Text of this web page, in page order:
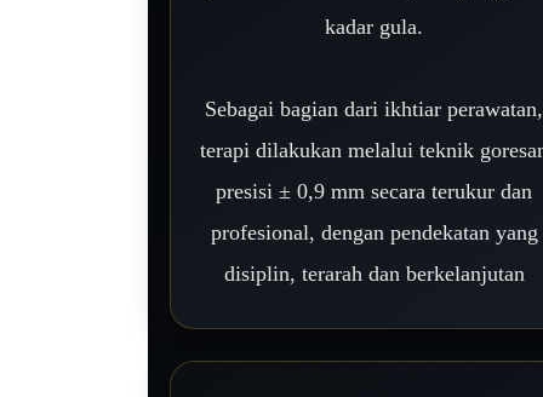
kadar gula.
Sebagai bagian dari ikhtiar perawatan,
terapi dilakukan melalui teknik
presisi ± 0,9 mm secara terukur dan
profesional, dengan pendekatan yang
disiplin, terarah dan berkelanjutan